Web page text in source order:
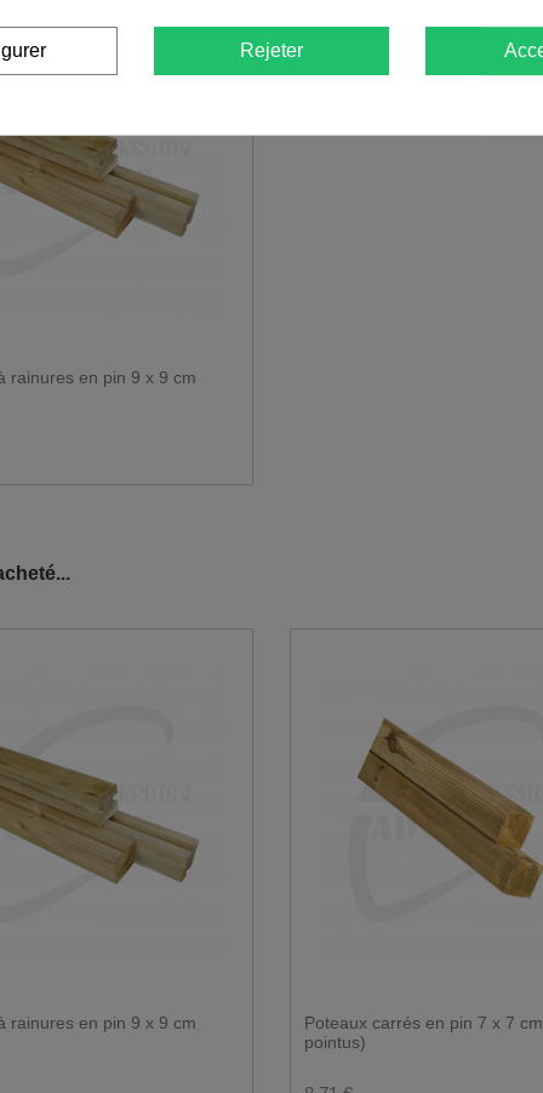
qu'à partir d'une surface suffisamment pavée.
qui dépassent.
doit pouvoir faire demi-tour.
en vrac ?
suffisamment pavée.
bags.
qui dépassent.
bags. Vous pouvez toujours nous dire où placer les big bags.
déposés soit accessible à notre chauffeur.
du parc.
rainures en pin 9 x 9 cm
rainures en pin 9 x 9 cm
Poteaux carrés en pin 7 x 7
pointus)
Rejeter